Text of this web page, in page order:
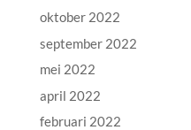
oktober 2022
september 2022
mei 2022
april 2022
februari 2022